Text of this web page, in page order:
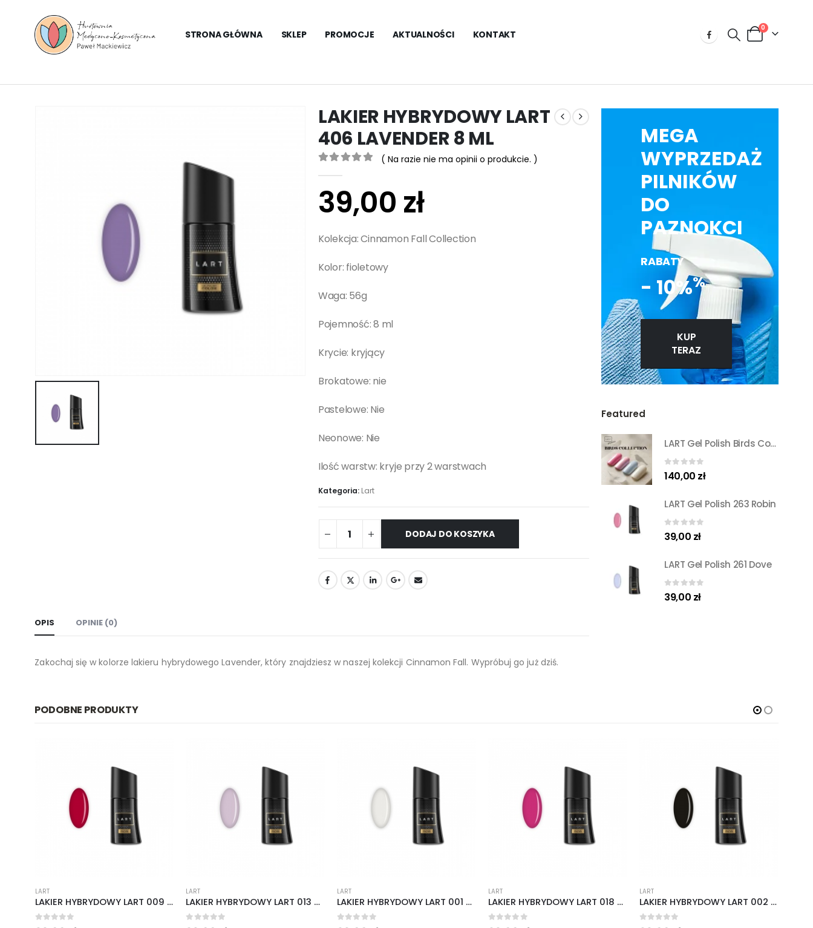
STRONA GŁÓWNA SKLEP PROMOCJE AKTUALNOŚCI KONTAKT
0
LAKIER HYBRYDOWY LART
406 LAVENDER 8 ML
( Na razie nie ma opinii o produkcie. )
39,00 zł
Kolekcja: Cinnamon Fall Collection
Kolor: fioletowy
Waga: 56g
Pojemność: 8 ml
Krycie: kryjący
Brokatowe: nie
Pastelowe: Nie
Neonowe: Nie
Ilość warstw: kryje przy 2 warstwach
Kategoria: Lart
DODAJ DO KOSZYKA
OPIS OPINIE (0)
Zakochaj się w kolorze lakieru hybrydowego Lavender, który znajdziesz w naszej kolekcji Cinnamon Fall. Wypróbuj go już dziś.
MEGA
WYPRZEDAŻ
PILNIKÓW
DO
PAZNOKCI
RABATY
- 10%%
KUP
TERAZ
Featured
LART Gel Polish Birds Collection Set
0 out of 5
140,00 zł
LART Gel Polish 263 Robin
0out of 5
39,00 zł
LART Gel Polish 261 Dove
0out of 5
39,00 zł
PODOBNE PRODUKTY
LART
LAKIER HYBRYDOWY LART 013 BOHO LARTBIGDAY, 8 ML
0 out of 5
LART
LAKIER HYBRYDOWY LART 001 DAISY – LARTBIGDAY 8 ML
0 out of 5
LART
LAKIER HYBRYDOWY LART 018 WILDFLOWER 8 ML
0 out of 5
LART
LAKIER HYBRYDOWY LART 002 MIDNIGHT 8 ML
0 out of 5
LART
LART VELOUR TOP COAT DO LAKIERÓW HYBRYDOWYCH, 8 ML
0 out of 5